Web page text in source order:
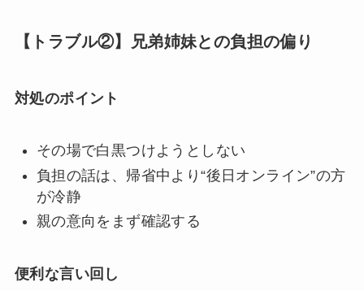
【トラブル②】兄弟姉妹との負担の偏り
対処のポイント
その場で白黒つけようとしない
負担の話は、帰省中より“後日オンライン”の方
が冷静
親の意向をまず確認する
便利な言い回し